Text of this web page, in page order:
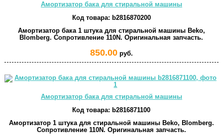
Амортизатор бака для стиральной машины
Код товара: b2816870200
Амортизатор бака 1 штука для стиральной машины Beko,
Blomberg. Сопротивление 110N. Оригинальная запчасть.
850.00руб.
Амортизатор бака для стиральной машины
Код товара: b2816871100
Амортизатор 1 штука для стиральной машины Beko, Blomberg.
Сопротивление 110N. Оригинальная запчасть.